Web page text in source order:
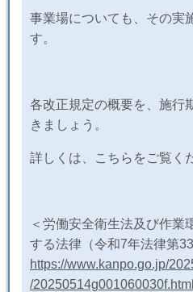
事業場についても、その実
す。
各改正規定の概要を、施行
きましょう。
詳しくは、こちらをご覧く
＜労働安全衛生法及び作業
する法律（令和7年法律第33
https://www.kanpo.go.jp/
/20250514g001060030f.html